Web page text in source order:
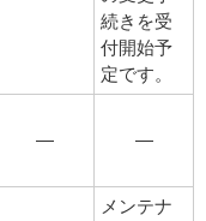
続きを受
付開始予
定です。
― ―
メンテナ